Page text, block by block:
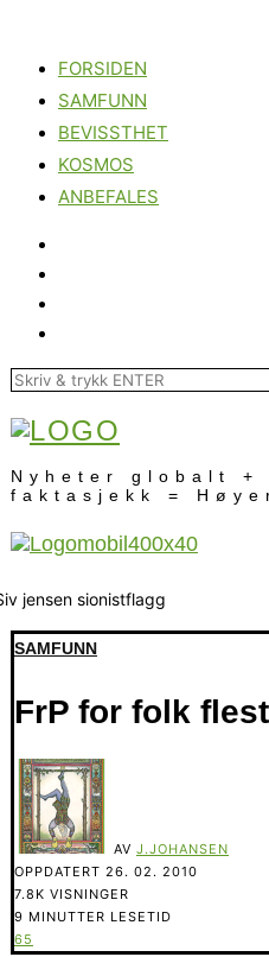
FORSIDEN
SAMFUNN
BEVISSTHET
KOSMOS
ANBEFALES
Nyheter globalt +
faktasjekk =
SAMFUNN
FrP for folk
AV J.JOHANSEN
OPPDATERT 26. 02. 2010
7.8K VISNINGER
9 MINUTTER LESETID
65